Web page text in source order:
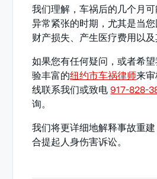
我们理解，车祸后的几个月
异常紧张的时期，尤其是当
财产损失、产生医疗费用以及
如果您有任何疑问，或者希
验丰富的纽约市车祸律师来
线联系我们或致电917-828-
询。
我们将更详细地解释事故重
合提起人身伤害诉讼。